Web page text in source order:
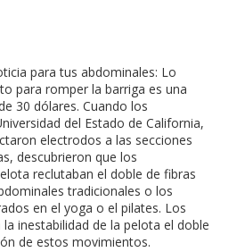
para tus abdominales: Lo
para romper la barriga es una
30 dólares. Cuando los
del Estado de California,
electrodos a las secciones
descubrieron que los
reclutaban el doble de fibras
tradicionales o los
en el yoga o el pilates. Los
inestabilidad de la pelota el doble
de estos movimientos.